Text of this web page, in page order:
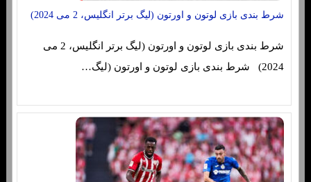
شرط بندی بازی لوتون و اورتون (لیگ برتر انگلیس، 2 می 2024)
شرط بندی بازی لوتون و اورتون (لیگ برتر انگلیس، 2 می
2024) شرط بندی بازی لوتون و اورتون (لیگ…